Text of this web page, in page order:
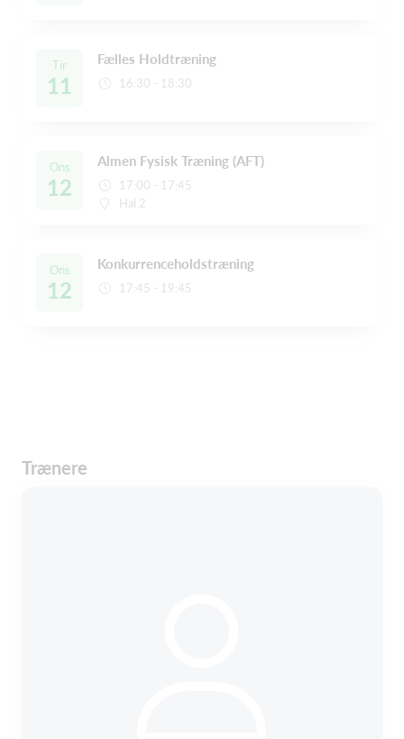
Tir
11
Fælles Holdtræning
16:30 - 18:30
Ons
12
Almen Fysisk Træning (AFT)
17:00 - 17:45
Hal 2
Ons
12
Konkurrenceholdstræning
17:45 - 19:45
Trænere